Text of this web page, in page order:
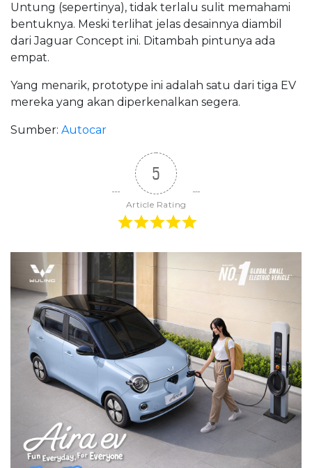
Untung (sepertinya), tidak terlalu sulit memahami
bentuknya. Meski terlihat jelas desainnya diambil
dari Jaguar Concept ini. Ditambah pintunya ada
empat.
Yang menarik, prototype ini adalah satu dari tiga EV
mereka yang akan diperkenalkan segera.
Sumber: Autocar
5
Article Rating